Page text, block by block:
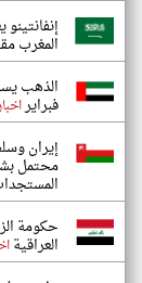
المغرب
الذهب
فبراير
إيران
محتمل
حكومة
العراقية